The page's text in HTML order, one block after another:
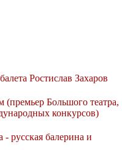
Ростислав Захаров
Большого театра,
конкурсов)
русская балерина и